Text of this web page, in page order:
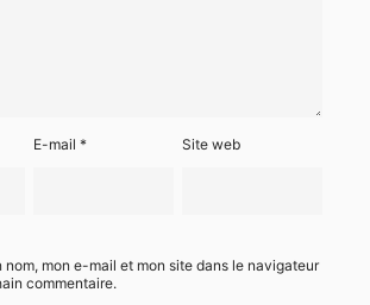
E-mail* Site web
nom, mon e-mail et mon site dans le navigateur
commentaire.